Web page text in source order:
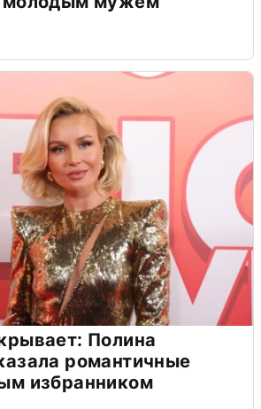
Полина
романтичные
избранником